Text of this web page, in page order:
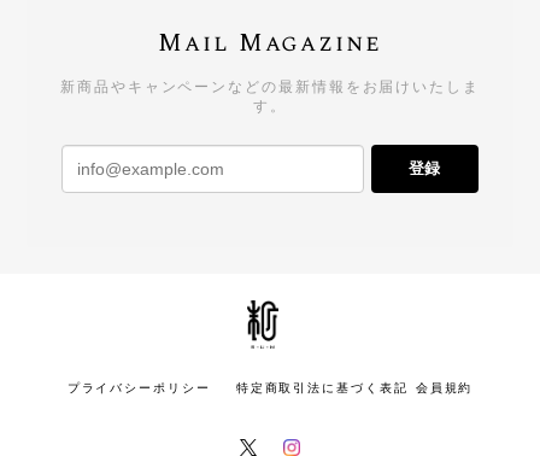
Mail Magazine
新商品やキャンペーンなどの最新情報をお届けいたしま
す。
登録
プライバシーポリシー 特定商取引法に基づく表記 会員規約